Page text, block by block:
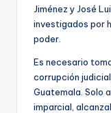
Jiménez y José
investigados por
poder.
Es necesario
corrupción
Guatemala. Solo
imparcial,